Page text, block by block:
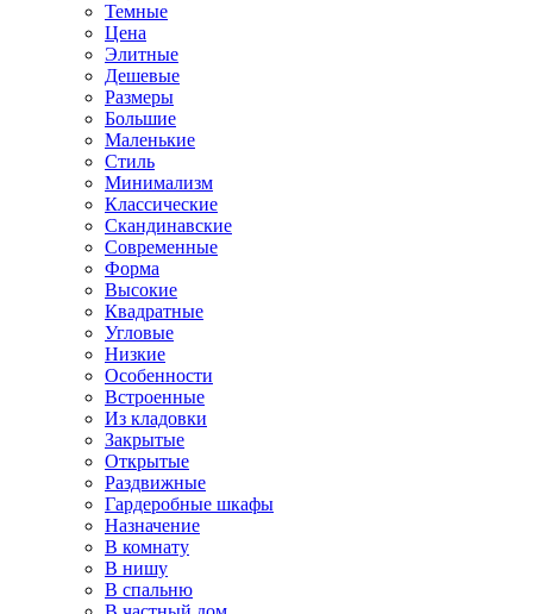
Темные
Цена
Элитные
Дешевые
Размеры
Большие
Маленькие
Стиль
Минимализм
Классические
Скандинавские
Современные
Форма
Высокие
Квадратные
Угловые
Низкие
Особенности
Встроенные
Из кладовки
Закрытые
Открытые
Раздвижные
Гардеробные шкафы
Назначение
В комнату
В нишу
В спальню